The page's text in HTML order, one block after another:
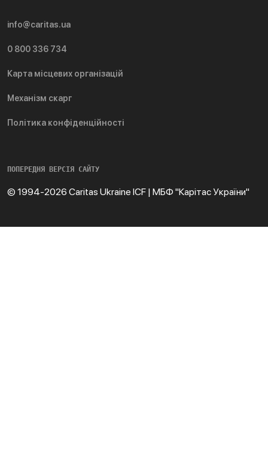
info@caritas.ua
0 800 336 734
Карта місцевих організацій
Механізм скарг
Політика конфіденційності
ПОПЕРЕДНЯ ВЕРСІЯ САЙТУ
© 1994-2026 Caritas Ukraine ICF | МБФ "Карітас України"